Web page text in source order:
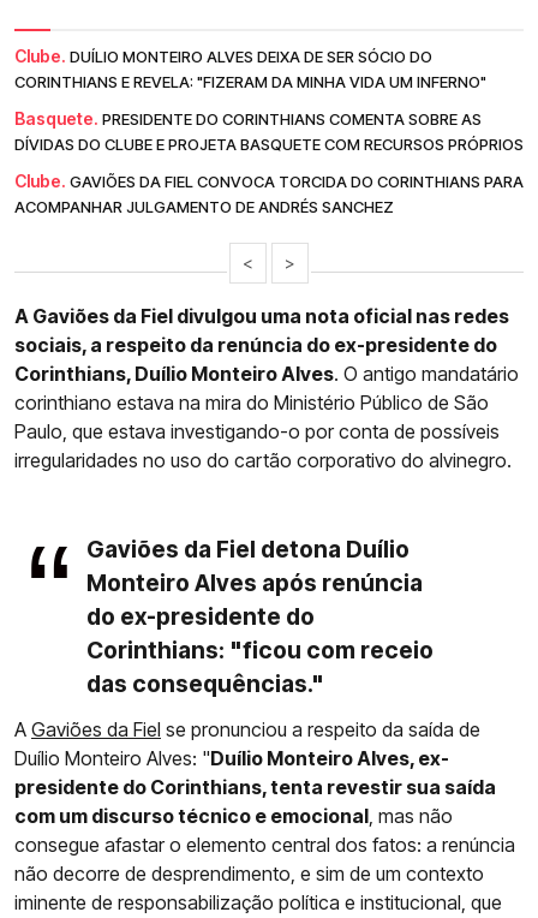
Clube. DUÍLIO MONTEIRO ALVES DEIXA DE SER SÓCIO DO
CORINTHIANS E REVELA: "FIZERAM DA MINHA VIDA UM INFERNO"
Basquete. PRESIDENTE DO CORINTHIANS COMENTA SOBRE AS
DÍVIDAS DO CLUBE E PROJETA BASQUETE COM RECURSOS PRÓPRIOS
Clube. GAVIÕES DA FIEL CONVOCA TORCIDA DO CORINTHIANS PARA
ACOMPANHAR JULGAMENTO DE ANDRÉS SANCHEZ
< >
A Gaviões da Fiel divulgou uma nota oficial nas redes
sociais, a respeito da renúncia do ex-presidente do
Corinthians, Duílio Monteiro Alves. O antigo mandatário
corinthiano estava na mira do Ministério Público de São
Paulo, que estava investigando-o por conta de possíveis
irregularidades no uso do cartão corporativo do alvinegro.
Gaviões da Fiel detona Duílio
Monteiro Alves após renúncia
do ex-presidente do
Corinthians: "ficou com receio
das consequências."
A Gaviões da Fiel se pronunciou a respeito da saída de
Duílio Monteiro Alves: "Duílio Monteiro Alves, ex-
presidente do Corinthians, tenta revestir sua saída
com um discurso técnico e emocional, mas não
consegue afastar o elemento central dos fatos: a renúncia
não decorre de desprendimento, e sim de um contexto
iminente de responsabilização política e institucional, que